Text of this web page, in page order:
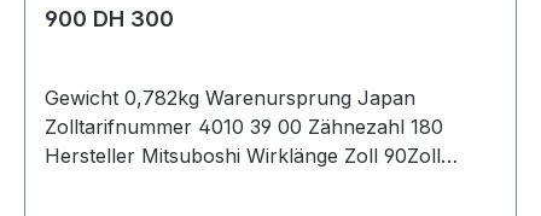
900 DH 300
Gewicht 0,782kg Warenursprung Japan
Zolltarifnummer 4010 39 00 Zähnezahl 180
Hersteller Mitsuboshi Wirklänge Zoll 90Zoll